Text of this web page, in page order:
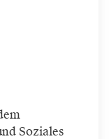
Soziales